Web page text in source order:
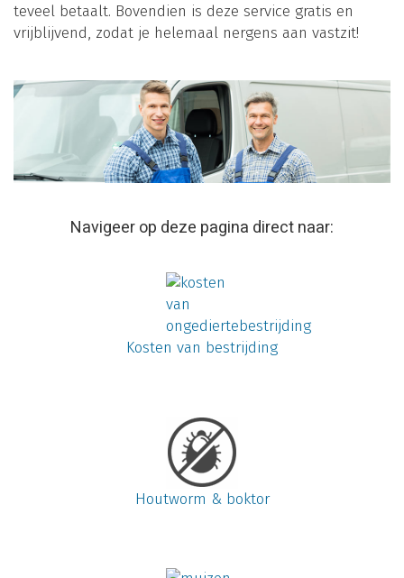
teveel betaalt. Bovendien is deze service gratis en
vrijblijvend, zodat je helemaal nergens aan vastzit!
Navigeer op deze pagina direct naar:
Kosten van bestrijding
Houtworm & boktor